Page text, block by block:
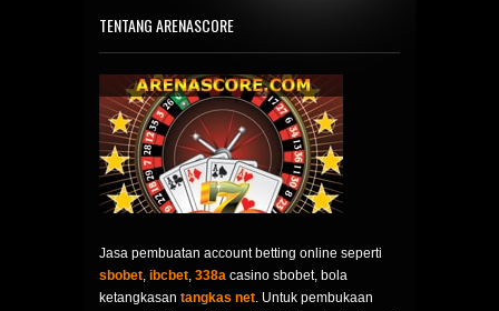
TENTANG ARENASCORE
Jasa pembuatan account betting online seperti
sbobet, ibcbet, 338a casino sbobet, bola
ketangkasan tangkas net. Untuk pembukaan